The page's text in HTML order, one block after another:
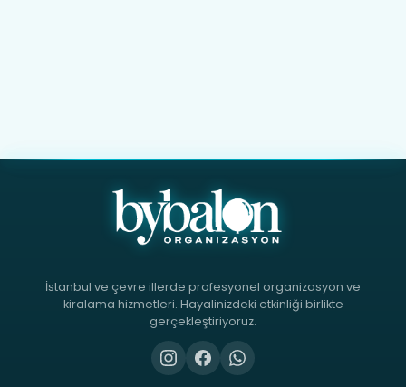
İstanbul ve çevre illerde profesyonel organizasyon ve
kiralama hizmetleri. Hayalinizdeki etkinliği birlikte
gerçekleştiriyoruz.